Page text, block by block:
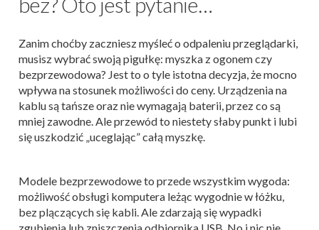
Zanim choćby zaczniesz myśleć o odpaleniu przeglądarki,
musisz wybrać swoją pigułkę: myszka z ogonem czy
bezprzewodowa? Jest to o tyle istotna decyzja, że mocno
wpływa na stosunek możliwości do ceny. Urządzenia na
kablu są tańsze oraz nie wymagają baterii, przez co są
mniej zawodne. Ale przewód to niestety słaby punkt i lubi
się uszkodzić „uceglając” całą myszkę.
Modele bezprzewodowe to przede wszystkim wygoda:
możliwość obsługi komputera leżąc wygodnie w łóżku,
bez plączących się kabli. Ale zdarzają się wypadki
zgubienia lub zniszczenia odbiornika USB. No i nic nie